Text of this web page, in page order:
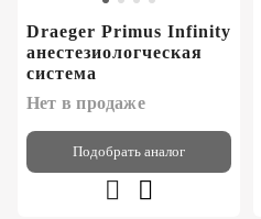
Draeger Primus Infinity
анестезиологческая
система
Нет в продаже
Подобрать аналог